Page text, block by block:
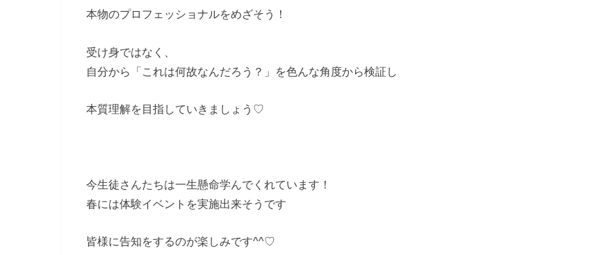
本物のプロフェッショナルをめざそう！
受け身ではなく、
自分から「これは何故なんだろう？」を色んな角度から検証し
本質理解を目指していきましょう♡
今生徒さんたちは一生懸命学んでくれています！
春には体験イベントを実施出来そうです
皆様に告知をするのが楽しみです^^♡